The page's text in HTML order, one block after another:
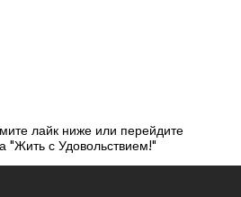
лайк ниже или перейдите
"Жить с Удовольствием!"